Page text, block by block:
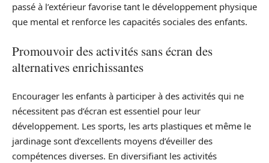
passé à l’extérieur favorise tant le développement physique
que mental et renforce les capacités sociales des enfants.
Promouvoir des activités sans écran des
alternatives enrichissantes
Encourager les enfants à participer à des activités qui ne
nécessitent pas d’écran est essentiel pour leur
développement. Les sports, les arts plastiques et même le
jardinage sont d’excellents moyens d’éveiller des
compétences diverses. En diversifiant les activités